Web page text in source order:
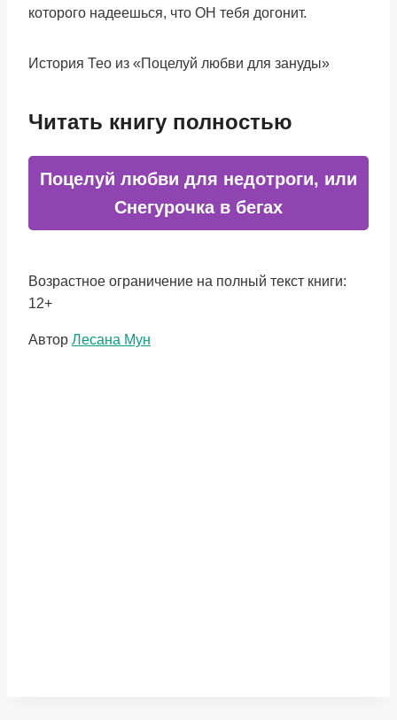
которого надеешься, что ОН тебя догонит.
История Тео из «Поцелуй любви для зануды»
Читать книгу полностью
Поцелуй любви для недотроги, или
Снегурочка в бегах
Возрастное ограничение на полный текст книги:
12+
Метки
Автор Лесана Мун